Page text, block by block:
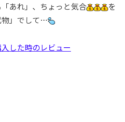
あれ」、ちょっと気合
を
物」でして…
した時のレビュー